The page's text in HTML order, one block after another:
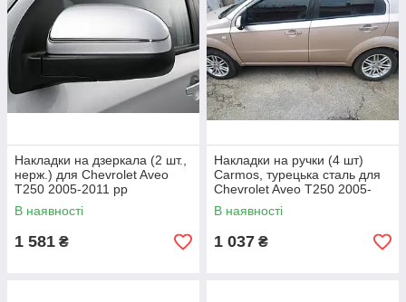
Накладки на дзеркала (2 шт.,
нерж.) для Chevrolet Aveo
T250 2005-2011 рр
В наявності
1 581 ₴
Накладки на ручки (4 шт)
Carmos, турецька сталь для
Chevrolet Aveo T250 2005-
2011 рр
В наявності
1 037 ₴